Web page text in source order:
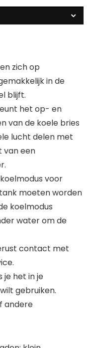
zich op
in de
blijft.
het op- en
van de koele bries
lucht delen met
van een
voor
moeten worden
koelmodus
water om de
contact met
je het in je
gebruiken.
andere